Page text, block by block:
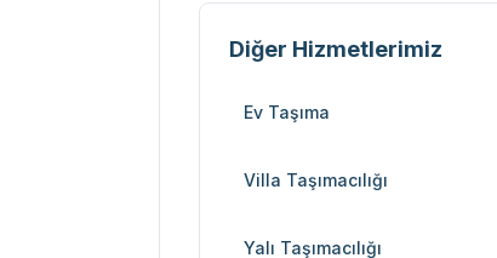
Diğer Hizmetlerimiz
Ev Taşıma
Villa Taşımacılığı
Yalı Taşımacılığı